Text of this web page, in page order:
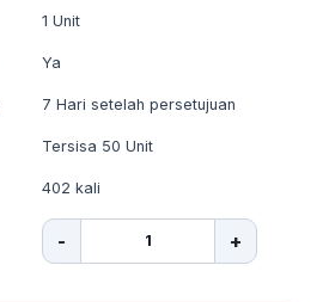
1 Unit
Ya
7 Hari setelah persetujuan
Tersisa 50 Unit
402 kali
- +